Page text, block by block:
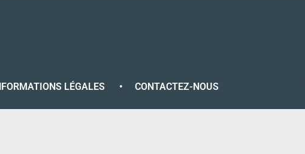
LÉGALES •CONTACTEZ-NOUS